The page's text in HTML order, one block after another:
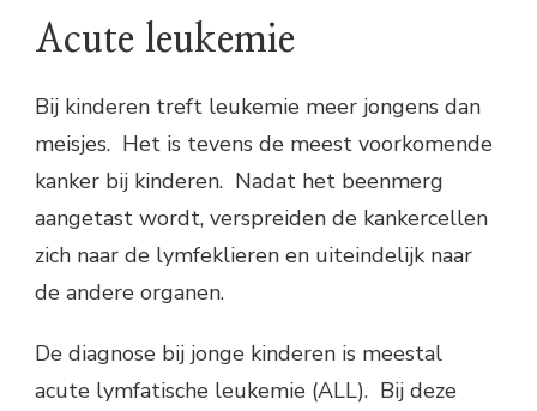
Acute leukemie
Bij kinderen treft leukemie meer jongens dan
meisjes. Het is tevens de meest voorkomende
kanker bij kinderen. Nadat het beenmerg
aangetast wordt, verspreiden de kankercellen
zich naar de lymfeklieren en uiteindelijk naar
de andere organen.
De diagnose bij jonge kinderen is meestal
acute lymfatische leukemie (ALL). Bij deze